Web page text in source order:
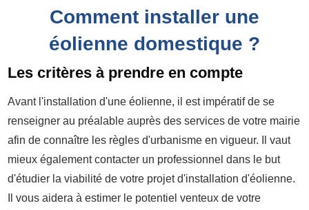
Comment installer une
éolienne domestique ?
Les critères à prendre en compte
Avant l'installation d'une éolienne, il est impératif de se
renseigner au préalable auprès des services de votre mairie
afin de connaître les règles d'urbanisme en vigueur. Il vaut
mieux également contacter un professionnel dans le but
d'étudier la viabilité de votre projet d'installation d'éolienne.
Il vous aidera à estimer le potentiel venteux de votre